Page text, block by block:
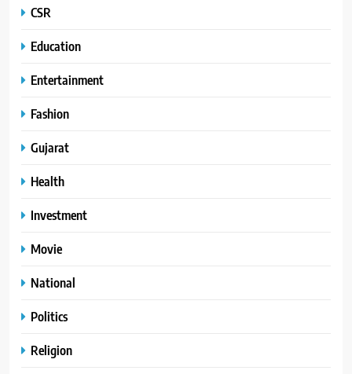
CSR
Education
Entertainment
Fashion
Gujarat
Health
Investment
Movie
National
Politics
Religion